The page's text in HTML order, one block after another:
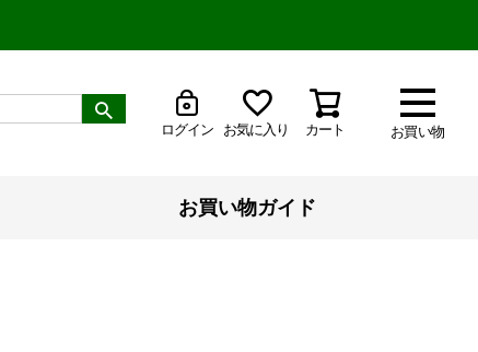
お買い物
ログイン お気に入り カート
お買い物ガイド